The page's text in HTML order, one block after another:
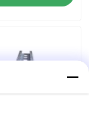
machine vormen